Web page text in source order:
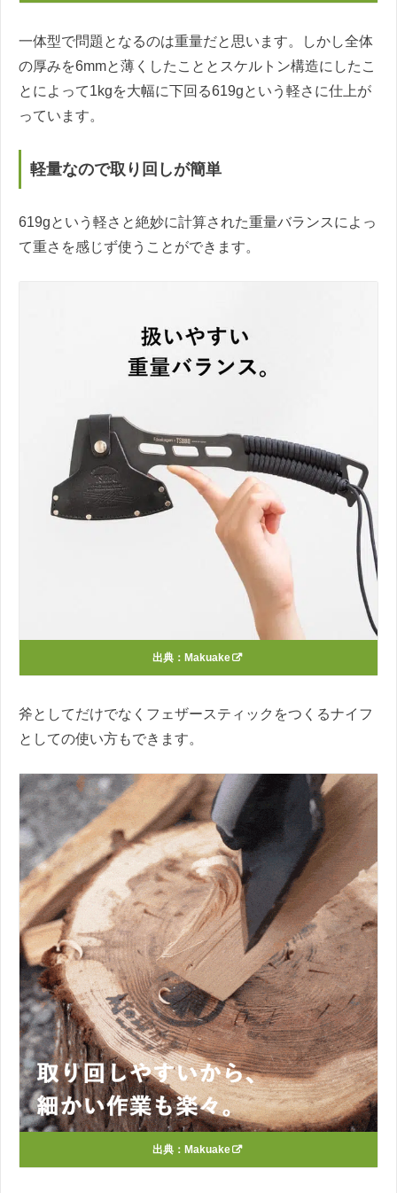
一体型で問題となるのは重量だと思います。しかし全体
の厚みを6mmと薄くしたこととスケルトン構造にしたこ
とによって1kgを大幅に下回る619gという軽さに仕上が
っています。
軽量なので取り回しが簡単
619gという軽さと絶妙に計算された重量バランスによっ
て重さを感じず使うことができます。
出典： Makuake
斧としてだけでなくフェザースティックをつくるナイフ
としての使い方もできます。
出典： Makuake